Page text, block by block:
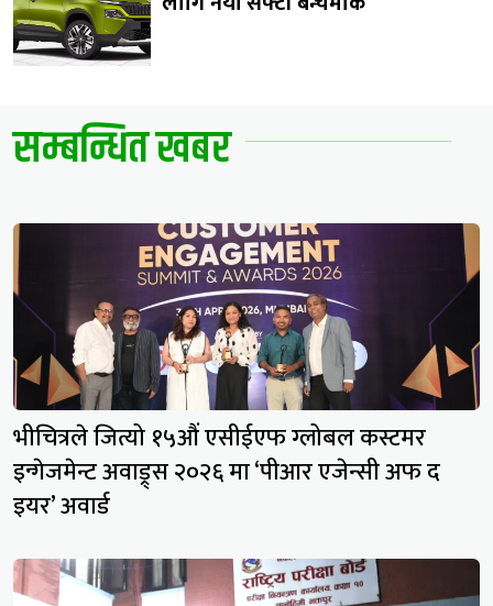
सम्बन्धित खबर
भीचित्रले जित्यो १५औं एसीईएफ ग्लोबल कस्टमर
इन्गेजमेन्ट अवाड्र्स २०२६ मा ‘पीआर एजेन्सी अफ द
इयर’ अवार्ड